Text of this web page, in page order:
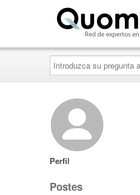
Introduzca
su
pregunta
aquí...
Perfil
Postes